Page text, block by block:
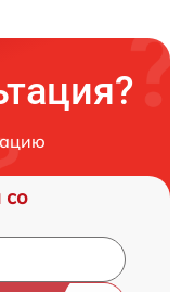
со